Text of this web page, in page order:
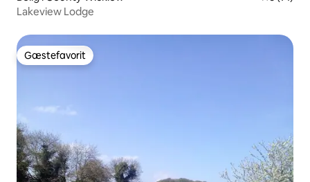
Lakeview Lodge
Gæstefavorit
Gæstefavorit